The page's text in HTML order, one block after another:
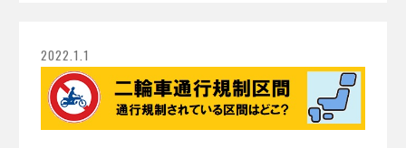
2022.1.1